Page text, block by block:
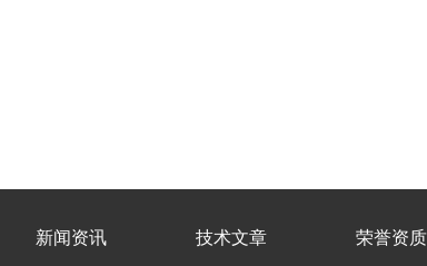
新闻资讯 技术文章 荣誉资质